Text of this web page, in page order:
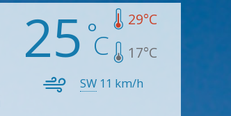
25 29°C
17°C
SW 11 km/h